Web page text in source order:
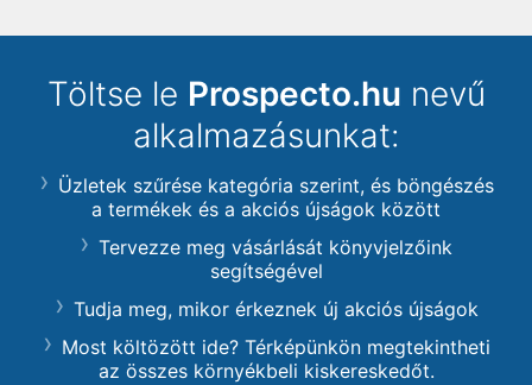
Töltse le Prospecto.hu nevű
alkalmazásunkat:
Üzletek szűrése kategória szerint, és böngészés
a termékek és a akciós újságok között
Tervezze meg vásárlását könyvjelzőink
segítségével
Tudja meg, mikor érkeznek új akciós újságok
Most költözött ide? Térképünkön megtekintheti
az összes környékbeli kiskereskedőt.